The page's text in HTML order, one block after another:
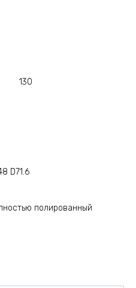
130
D71.6
полированный